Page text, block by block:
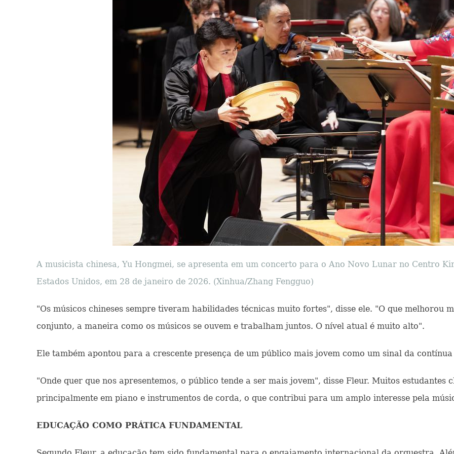
A musicista chinesa, Yu Hongmei, se apresenta em um concerto para o Ano Novo Lunar no Centro
Estados Unidos, em 28 de janeiro de 2026. (Xinhua/Zhang Fengguo)
"Os músicos chineses sempre tiveram habilidades técnicas muito fortes", disse ele. "O que melhorou
conjunto, a maneira como os músicos se ouvem e trabalham juntos. O nível atual é muito alto".
Ele também apontou para a crescente presença de um público mais jovem como um sinal da
"Onde quer que nos apresentemos, o público tende a ser mais jovem", disse Fleur. Muitos estudantes
principalmente em piano e instrumentos de corda, o que contribui para um amplo interesse pela
EDUCAÇÃO COMO PRÁTICA FUNDAMENTAL